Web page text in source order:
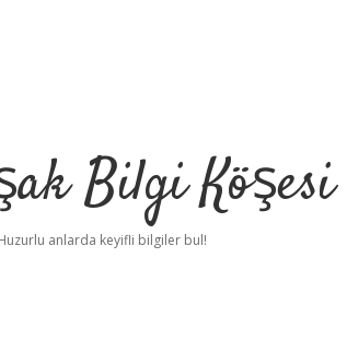
Bilgi Köşesi
anlarda keyifli bilgiler bul!